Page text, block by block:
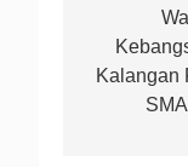
Kalangan